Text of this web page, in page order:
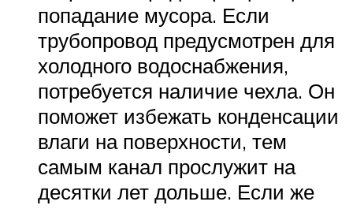
попадание мусора. Если
трубопровод предусмотрен для
холодного водоснабжения,
потребуется наличие чехла. Он
поможет избежать конденсации
влаги на поверхности, тем
самым канал прослужит на
десятки лет дольше. Если же